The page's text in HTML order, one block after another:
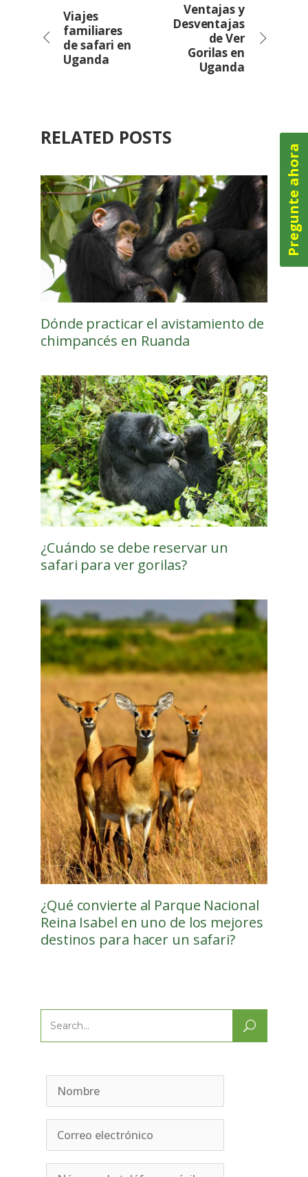
Viajes
familiares
de safari en
Uganda
Ventajas y
Desventajas
de Ver
Gorilas en
Uganda
RELATED POSTS
Dónde practicar el avistamiento de
chimpancés en Ruanda
¿Cuándo se debe reservar un
safari para ver gorilas?
¿Qué convierte al Parque Nacional
Reina Isabel en uno de los mejores
destinos para hacer un safari?
Search
Pregunte ahora